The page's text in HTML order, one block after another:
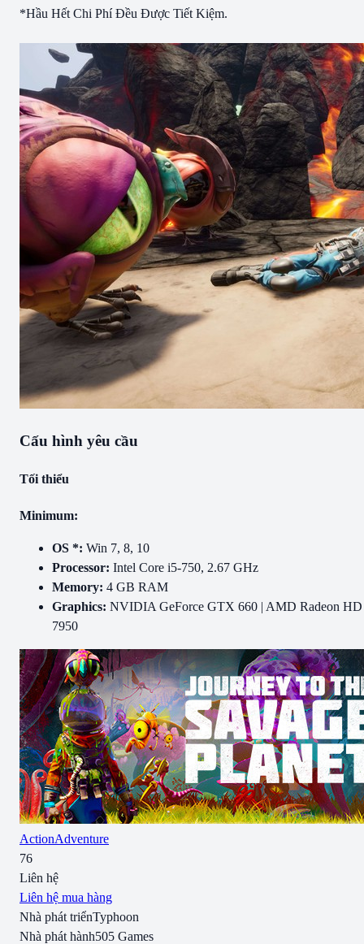
*Hầu Hết Chi Phí Đều Được Tiết Kiệm.
Cấu hình yêu cầu
Tối thiểu
Minimum:
OS *: Win 7, 8, 10
Processor: Intel Core i5-750, 2.67 GHz
Memory: 4 GB RAM
Graphics: NVIDIA GeForce GTX 660 | AMD Radeon HD
7950
ActionAdventure
76
Liên hệ
Liên hệ mua hàng
Nhà phát triểnTyphoon
Nhà phát hành505 Games